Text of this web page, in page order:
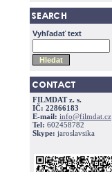
Vyhľadať text
FILMDAT z. s.
IČ: 22866183
E-mail: info@filmdat.cz
Tel: 602458782
Skype: jaroslavsika